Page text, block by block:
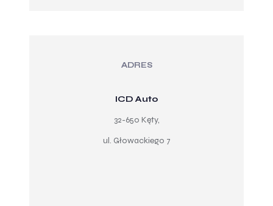
ADRES
ICD Auto
32-650 Kęty,
ul. Głowackiego 7